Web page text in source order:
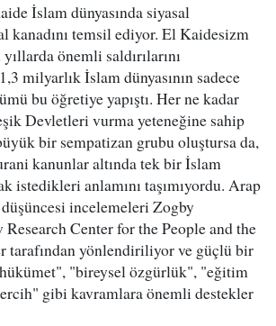
İslam dünyasında siyasal
kanadını temsil ediyor. El Kaidesizm
önemli saldırılarını
milyarlık İslam dünyasının sadece
bu öğretiye yapıştı. Her ne kadar
Devletleri vurma yeteneğine sahip
bir sempatizan grubu oluştursa da,
kanunlar altında tek bir İslam
istedikleri anlamını taşımıyordu. Arap
düşüncesi incelemeleri Zogby
Center for the People and the
tarafından yönlendiriliyor ve güçlü bir
"bireysel özgürlük", "eğitim
gibi kavramlara önemli destekler